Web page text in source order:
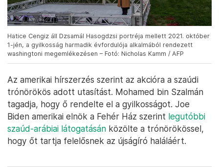
Hatice Cengiz áll Dzsamál Hasogdzsi portréja mellett 2021. október
1-jén, a gyilkosság harmadik évfordulója alkalmából rendezett
washingtoni megemlékezésen – Fotó: Nicholas Kamm / AFP
Az amerikai hírszerzés szerint az akcióra a szaúdi
trónörökös adott utasítást. Mohamed bin Szalmán
tagadja, hogy ő rendelte el a gyilkosságot. Joe
Biden amerikai elnök a Fehér Ház szerint legutóbbi
szaúd-arábiai látogatásán közölte a trónörökössel,
hogy őt tartja felelősnek az újságíró haláláért.